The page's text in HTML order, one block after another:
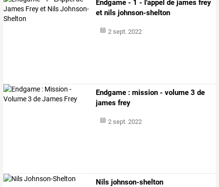
Endgame - 1 - l'appel de james frey
et nils johnson-shelton
2 sept. 2022
Endgame : mission - volume 3 de
james frey
2 sept. 2022
Nils johnson-shelton